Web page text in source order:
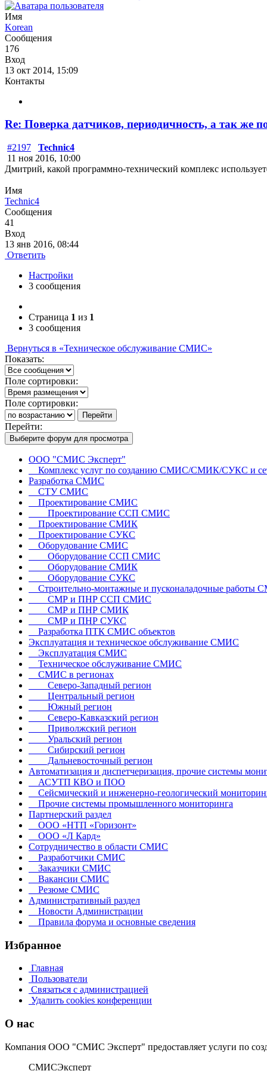
Имя
Korean
Сообщения
176
Вход
13 окт 2014, 15:09
Контакты
Re: Поверка датчиков, периодичность, а так же
#2197
Technic4
11 ноя 2016, 10:00
Дмитрий, какой программно-технический комплекс
Имя
Technic4
Сообщения
41
Вход
13 янв 2016, 08:44
Ответить
Настройки
3 сообщения
Страница 1 из 1
3 сообщения
Вернуться в «Техническое обслуживание СМИС»
Показать:
Поле сортировки:
Поле сортировки:
Перейти
Перейти:
Выберите форум для просмотра
ООО "СМИС Эксперт"
Комплекс услуг по созданию СМИС/СМИК/СУКС и
Разработка СМИС
СТУ СМИС
Проектирование СМИС
Проектирование ССП СМИС
Проектирование СМИК
Проектирование СУКС
Оборудование СМИС
Оборудование ССП СМИС
Оборудование СМИК
Оборудование СУКС
Строительно-монтажные и пусконаладочные работы
СМР и ПНР ССП СМИС
СМР и ПНР СМИК
СМР и ПНР СУКС
Разработка ПТК СМИС объектов
Эксплуатация и техническое обслуживание СМИС
Эксплуатация СМИС
Техническое обслуживание СМИС
СМИС в регионах
Северо-Западный регион
Центральный регион
Южный регион
Северо-Кавказский регион
Приволжский регион
Уральский регион
Сибирский регион
Дальневосточный регион
Автоматизация и диспетчеризация, прочие системы
АСУТП КВО и ПОО
Сейсмический и инженерно-геологический
Прочие системы промышленного мониторинга
Партнерский раздел
ООО «НТП «Горизонт»
ООО «Л Кард»
Сотрудничество в области СМИС
Разработчики СМИС
Заказчики СМИС
Вакансии СМИС
Резюме СМИС
Административный раздел
Новости Администрации
Правила форума и основные сведения
Избранное
Главная
Пользователи
Связаться с администрацией
Удалить cookies конференции
О нас
Компания ООО "СМИС Эксперт" предоставляет услуги по
СМИСЭксперт